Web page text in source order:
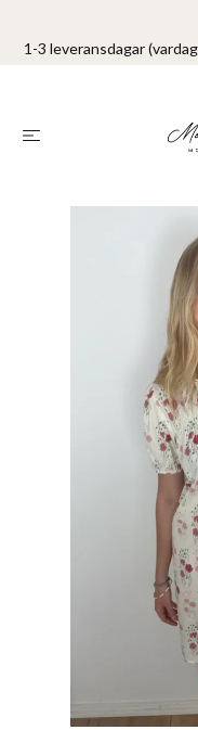
1-3 leveransdagar